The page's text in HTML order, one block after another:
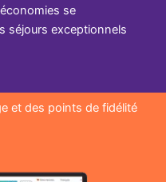
se
séjours exceptionnels
et des points de fidélité